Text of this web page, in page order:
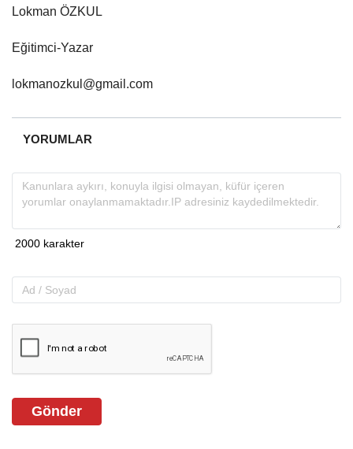
Lokman ÖZKUL
Eğitimci-Yazar
lokmanozkul@gmail.com
YORUMLAR
Gönder